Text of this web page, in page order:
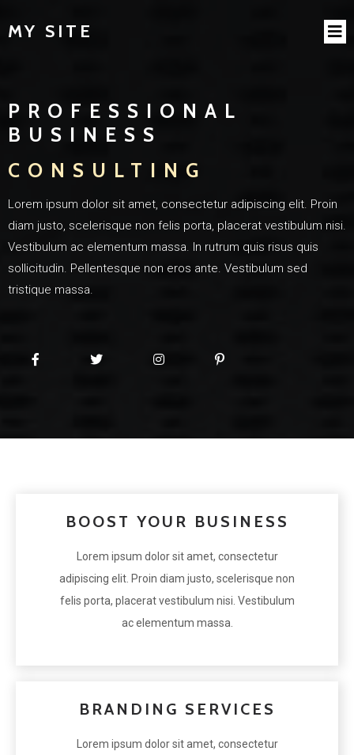
MY SITE
PROFESSIONAL
BUSINESS
CONSULTING
Lorem ipsum dolor sit amet, consectetur adipiscing elit. Proin
diam justo, scelerisque non felis porta, placerat vestibulum nisi.
Vestibulum ac elementum massa. In rutrum quis risus quis
sollicitudin. Pellentesque non eros ante. Vestibulum sed
tristique massa.
BOOST YOUR BUSINESS
Lorem ipsum dolor sit amet, consectetur
adipiscing elit. Proin diam justo, scelerisque non
felis porta, placerat vestibulum nisi. Vestibulum
ac elementum massa.
BRANDING SERVICES
Lorem ipsum dolor sit amet, consectetur